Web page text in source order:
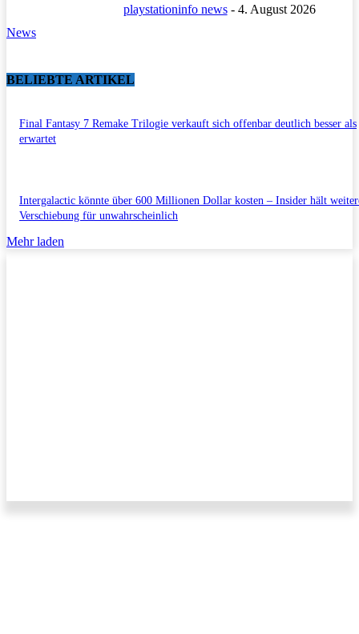
News
playstationinfo news - 4. August 2026
BELIEBTE ARTIKEL
Final Fantasy 7 Remake Trilogie verkauft sich offenbar deutlich besser als
erwartet
Intergalactic könnte über 600 Millionen Dollar kosten – Insider hält
Verschiebung für unwahrscheinlich
Mehr laden